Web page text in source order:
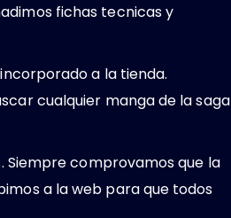
fichas tecnicas y
a la tienda.
cualquier manga de la saga
Siempre comprovamos que la
a la web para que todos